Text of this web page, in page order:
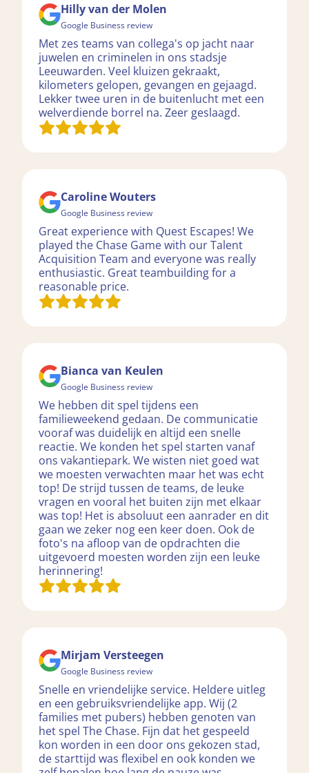
Hilly van der Molen
Google Business review
Met zes teams van collega's op jacht naar
juwelen en criminelen in ons stadsje
Leeuwarden. Veel kluizen gekraakt,
kilometers gelopen, gevangen en gejaagd.
Lekker twee uren in de buitenlucht met een
welverdiende borrel na. Zeer geslaagd.
Caroline Wouters
Google Business review
Great experience with Quest Escapes! We
played the Chase Game with our Talent
Acquisition Team and everyone was really
enthusiastic. Great teambuilding for a
reasonable price.
Bianca van Keulen
Google Business review
We hebben dit spel tijdens een
familieweekend gedaan. De communicatie
vooraf was duidelijk en altijd een snelle
reactie. We konden het spel starten vanaf
ons vakantiepark. We wisten niet goed wat
we moesten verwachten maar het was echt
top! De strijd tussen de teams, de leuke
vragen en vooral het buiten zijn met elkaar
was top! Het is absoluut een aanrader en dit
gaan we zeker nog een keer doen. Ook de
foto's na afloop van de opdrachten die
uitgevoerd moesten worden zijn een leuke
herinnering!
Mirjam Versteegen
Google Business review
Snelle en vriendelijke service. Heldere uitleg
en een gebruiksvriendelijke app. Wij (2
families met pubers) hebben genoten van
het spel The Chase. Fijn dat het gespeeld
kon worden in een door ons gekozen stad,
de starttijd was flexibel en ook konden we